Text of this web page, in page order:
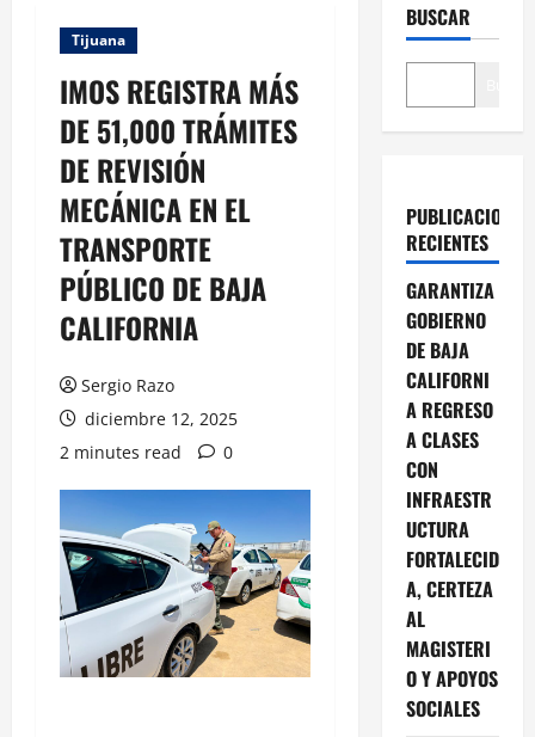
Tijuana
IMOS REGISTRA MÁS
DE 51,000 TRÁMITES
DE REVISIÓN
MECÁNICA EN EL
TRANSPORTE
PÚBLICO DE BAJA
CALIFORNIA
Sergio Razo
diciembre 12, 2025
2 minutes read
0
BUSCAR
PUBLICACIONES
RECIENTES
GARANTIZA
GOBIERNO
DE BAJA
CALIFORNI
A REGRESO
A CLASES
CON
INFRAESTR
UCTURA
FORTALECID
A, CERTEZA
AL
MAGISTERI
O Y APOYOS
SOCIALES